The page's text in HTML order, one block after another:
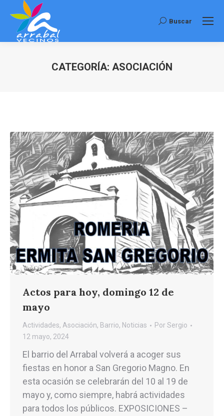
Buscar:
Buscar
CATEGORÍA: ASOCIACIÓN
Actos para hoy, domingo 12 de
mayo
Actividades, Asociación, Barrio, Noticias PorSergio
12 mayo, 2024
El barrio del Arrabal volverá a acoger sus
fiestas en honor a San Gregorio Magno. En
esta ocasión se celebrarán del 10 al 19 de
mayo y, como siempre, habrá actividades
para todos los públicos. EXPOSICIONES –